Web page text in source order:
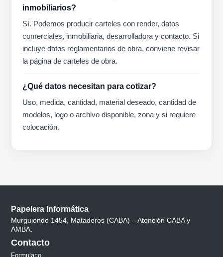
inmobiliarios?
Sí. Podemos producir carteles con render, datos
comerciales, inmobiliaria, desarrolladora y contacto. Si
incluye datos reglamentarios de obra, conviene revisar
la página de carteles de obra.
¿Qué datos necesitan para cotizar?
Uso, medida, cantidad, material deseado, cantidad de
modelos, logo o archivo disponible, zona y si requiere
colocación.
Papelera Informática
Murguiondo 1454, Mataderos (CABA) – Atención CABA y
AMBA.
Contacto
Formulario